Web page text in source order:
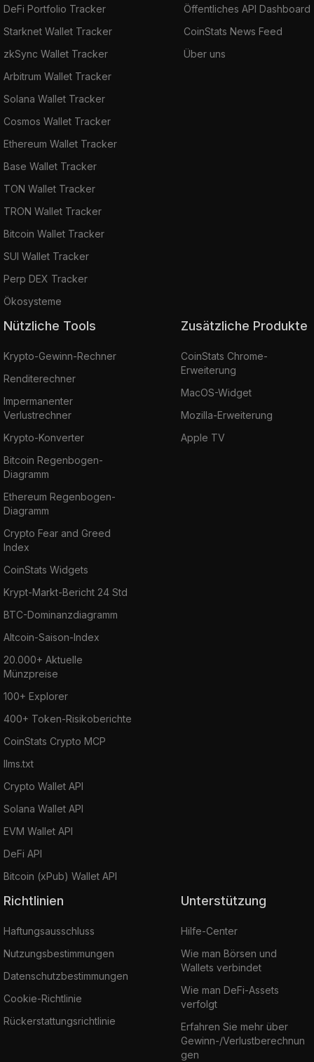
DeFi Portfolio Tracker
Starknet Wallet Tracker
zkSync Wallet Tracker
Arbitrum Wallet Tracker
Solana Wallet Tracker
Cosmos Wallet Tracker
Ethereum Wallet Tracker
Base Wallet Tracker
TON Wallet Tracker
TRON Wallet Tracker
Bitcoin Wallet Tracker
SUI Wallet Tracker
Perp DEX Tracker
Ökosysteme
Öffentliches API Dashboard
CoinStats News Feed
Über uns
Nützliche Tools
Krypto-Gewinn-Rechner
Renditerechner
Impermanenter
Verlustrechner
Krypto-Konverter
Bitcoin Regenbogen-
Diagramm
Ethereum Regenbogen-
Diagramm
Crypto Fear and Greed
Index
CoinStats Widgets
Krypt-Markt-Bericht 24 Std
BTC-Dominanzdiagramm
Altcoin-Saison-Index
20.000+ Aktuelle
Münzpreise
100+ Explorer
400+ Token-Risikoberichte
CoinStats Crypto MCP
llms.txt
Crypto Wallet API
Solana Wallet API
EVM Wallet API
DeFi API
Bitcoin (xPub) Wallet API
Zusätzliche Produkte
CoinStats Chrome-
Erweiterung
MacOS-Widget
Mozilla-Erweiterung
Apple TV
Richtlinien
Haftungsausschluss
Nutzungsbestimmungen
Datenschutzbestimmungen
Cookie-Richtlinie
Rückerstattungsrichtlinie
Unterstützung
Hilfe-Center
Wie man Börsen und
Wallets verbindet
Wie man DeFi-Assets
verfolgt
Erfahren Sie mehr über
Gewinn-/Verlustberechnun
gen